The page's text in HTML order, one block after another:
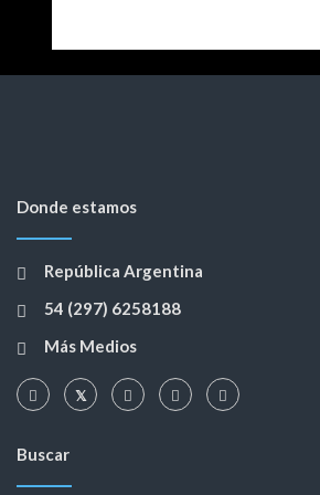
Donde estamos
República Argentina
54 (297) 6258188
Más Medios
Buscar